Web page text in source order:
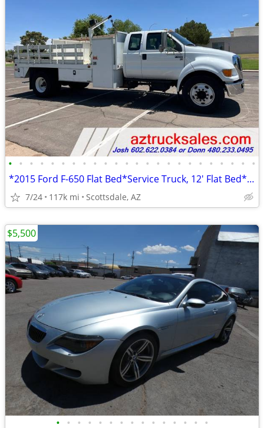
• • • • • • • • • • • • • • • • • • • • • • • •
*2015 Ford F-650 Flat Bed*Service Truck, 12' Flat Bed*6.8L V10 Engin
7/24 117k mi Scottsdale, AZ
• • • • • • • • • • • • • • •
$5,500